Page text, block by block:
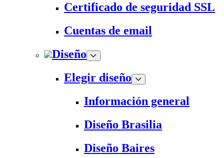
Certificado de seguridad SSL
Cuentas de email
Diseño
Elegir diseño
Información general
Diseño Brasilia
Diseño Baires